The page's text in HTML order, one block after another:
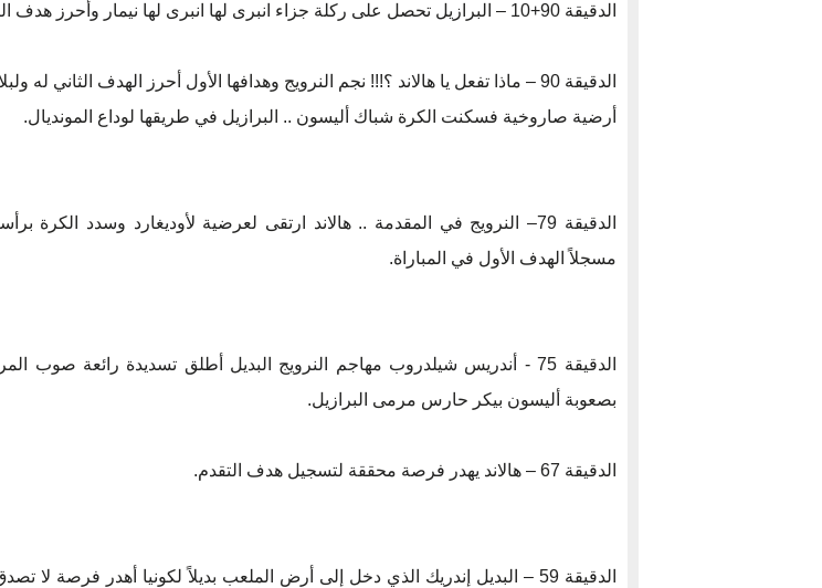
الدقيقة 90+10 – البرازيل تحصل على ركلة جزاء انبرى لها انبرى لها نيمار وأحرز هدف البرازيل الأول.
الدقيقة 90 – ماذا تفعل يا هالاند ؟!!! نجم النرويج وهدافها الأول أحرز الهدف الثاني له
أرضية صاروخية فسكنت الكرة شباك أليسون .. البرازيل في طريقها لوداع المونديال.
الدقيقة 79– النرويج في المقدمة .. هالاند ارتقى لعرضية لأوديغارد وسدد الكرة
مسجلاً الهدف الأول في المباراة.
الدقيقة 75 - أندريس شيلدروب مهاجم النرويج البديل أطلق تسديدة رائعة صوب
بصعوبة أليسون بيكر حارس مرمى البرازيل.
الدقيقة 67 – هالاند يهدر فرصة محققة لتسجيل هدف التقدم.
الدقيقة 59 – البديل إندريك الذي دخل إلى أرض الملعب بديلاً لكونيا أهدر فرصة لا